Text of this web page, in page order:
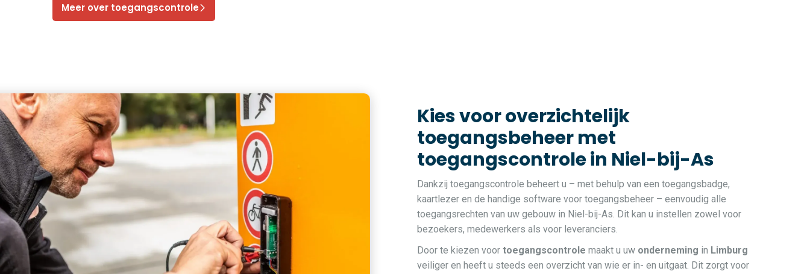
Meer over toegangscontrole
Kies voor overzichtelijk
toegangsbeheer met
toegangscontrole in Niel-bij-As
Dankzij toegangscontrole beheert u – met behulp van een toegangsbadge,
kaartlezer en de handige software voor toegangsbeheer – eenvoudig alle
toegangsrechten van uw gebouw in Niel-bij-As. Dit kan u instellen zowel voor
bezoekers, medewerkers als voor leveranciers.
Door te kiezen voor toegangscontrole maakt u uw onderneming in Limburg
veiliger en heeft u steeds een overzicht van wie er in- en uitgaat. Dit zorgt voor